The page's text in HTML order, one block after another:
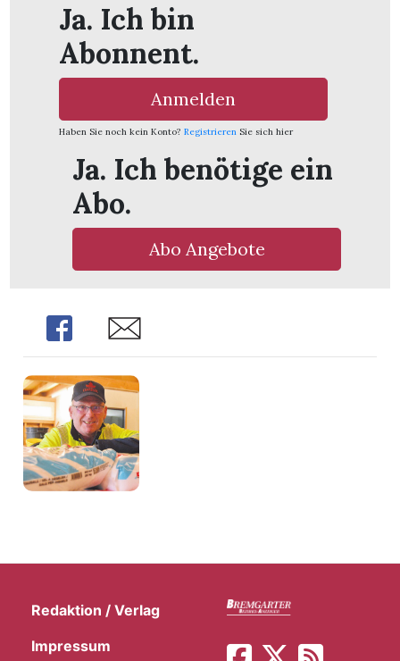
Ja. Ich bin
Abonnent.
Anmelden
Haben Sie noch kein Konto? Registrieren Sie sich hier
Ja. Ich benötige ein
Abo.
Abo Angebote
Share Share
Redaktion / Verlag
Impressum